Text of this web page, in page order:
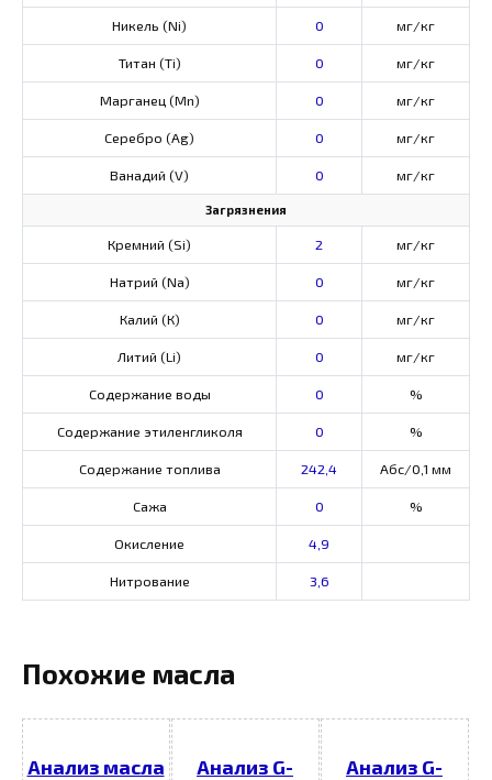
Никель (Ni) 0 мг/кг
Титан (Ti) 0 мг/кг
Марганец (Mn) 0 мг/кг
Серебро (Ag) 0 мг/кг
Ванадий (V) 0 мг/кг
Загрязнения
Кремний (Si) 2 мг/кг
Натрий (Na) 0 мг/кг
Калий (К) 0 мг/кг
Литий (Li) 0 мг/кг
Содержание воды 0 %
Содержание этиленгликоля 0 %
Содержание топлива 242,4 Абс/0,1 мм
Сажа 0 %
Окисление 4,9
Нитрование 3,6
Похожие масла
Анализ масла
Анализ G-
Анализ G-